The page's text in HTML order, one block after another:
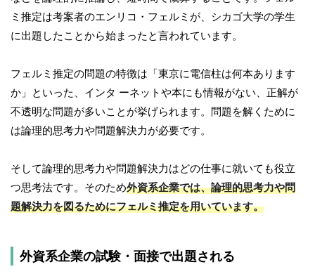
ミ推定は考案者のエンリコ・フェルミが、シカゴ大学の学生
に出題したことから始まったと言われています。
フェルミ推定の問題の特徴は「東京に電信柱は何本あります
か」といった、インタ ーネットや本にも情報がない、正解が
不透明な問題が多いことが挙げられます。問題を解くために
は論理的思考力や問題解決力が必要です。
そして論理的思考力や問題解決力はどの仕事に就いても役立
つ思考法です。そのため外資系企業では、論理的思考力や問
題解決力を図るためにフェルミ推定を用いています。
外資系企業の試験・面接で出題される